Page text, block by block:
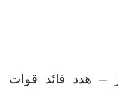
– هدد قائد قوات